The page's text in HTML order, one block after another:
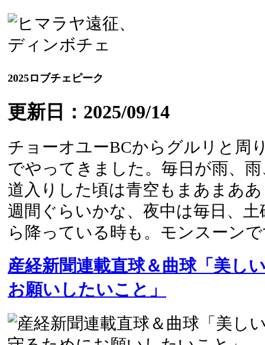
2025ロブチェピーク
更新日：2025/09/14
チョーオユーBCからグルリと周
でやってきました。毎日が雨、
道入りした頃は青空もまあまあ
週間ぐらいかな、夜中は毎日、
ら降っている時も。モンスーン
産経新聞連載直球＆曲球「美し
お願いしたいこと」